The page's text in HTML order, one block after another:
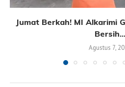
Jumat Berkah! MI Alkarimi
Bersih...
Agustus 7,